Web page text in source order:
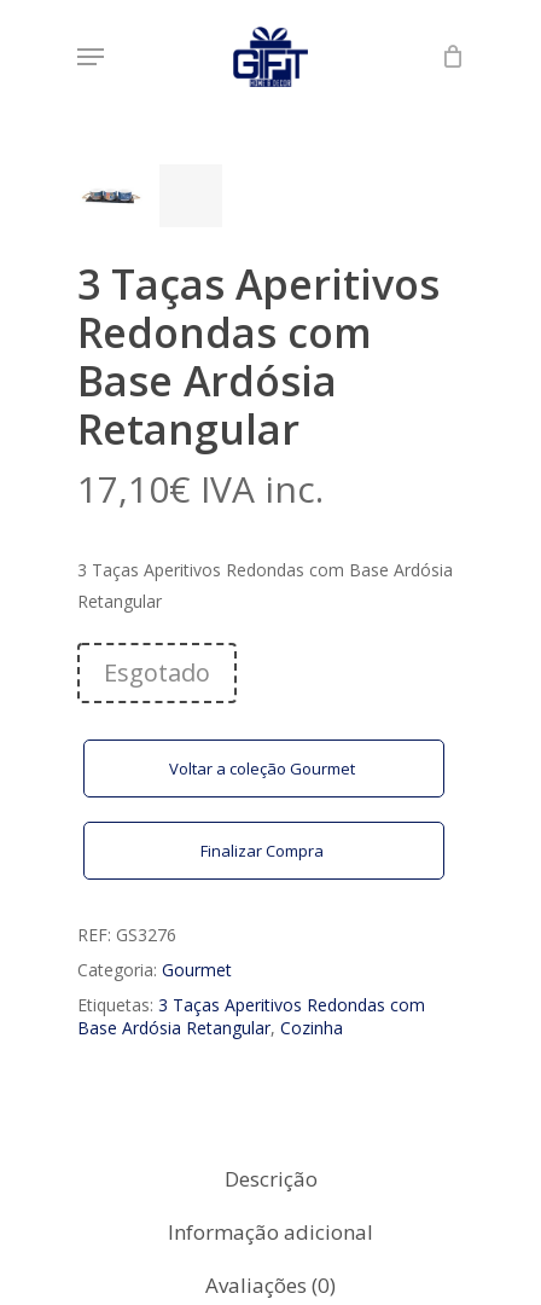
Menu
Início Gourmet
3 Taças Aperitivos
Redondas com
Base Ardósia
Retangular
17,10€ IVA inc.
3 Taças Aperitivos Redondas com Base Ardósia
Retangular
Esgotado
Voltar a coleção Gourmet
Finalizar Compra
REF: GS3276
Categoria: Gourmet
Etiquetas: 3 Taças Aperitivos Redondas com
Base Ardósia Retangular, Cozinha
Descrição
Informação adicional
Avaliações (0)